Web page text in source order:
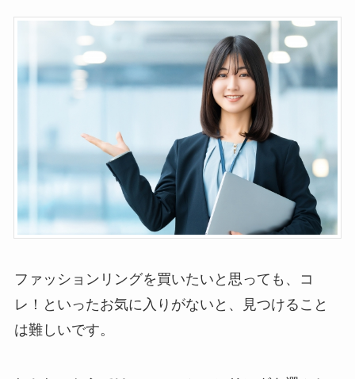
ファッションリングを買いたいと思っても、コ
レ！といったお気に入りがないと、見つけること
は難しいです。